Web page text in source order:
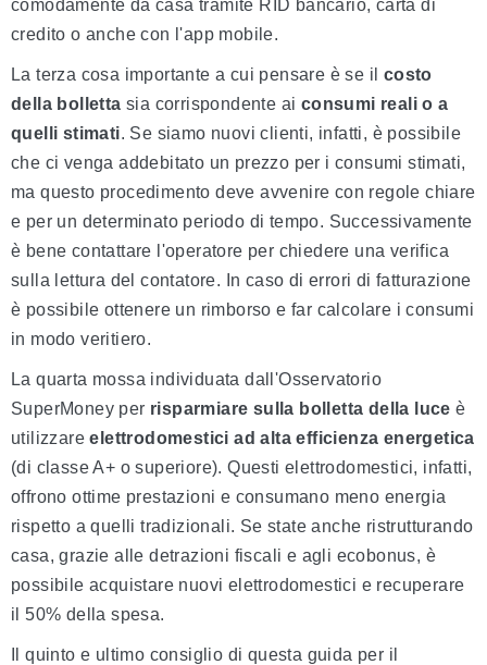
comodamente da casa tramite RID bancario, carta di
credito o anche con l'app mobile.
La terza cosa importante a cui pensare è se il costo
della bolletta sia corrispondente ai consumi reali o a
quelli stimati. Se siamo nuovi clienti, infatti, è possibile
che ci venga addebitato un prezzo per i consumi stimati,
ma questo procedimento deve avvenire con regole chiare
e per un determinato periodo di tempo. Successivamente
è bene contattare l'operatore per chiedere una verifica
sulla lettura del contatore. In caso di errori di fatturazione
è possibile ottenere un rimborso e far calcolare i consumi
in modo veritiero.
La quarta mossa individuata dall'Osservatorio
SuperMoney per risparmiare sulla bolletta della luce è
utilizzareelettrodomestici ad alta efficienza energetica
(di classe A+ o superiore). Questi elettrodomestici, infatti,
offrono ottime prestazioni e consumano meno energia
rispetto a quelli tradizionali. Se state anche ristrutturando
casa, grazie alle detrazioni fiscali e agli ecobonus, è
possibile acquistare nuovi elettrodomestici e recuperare
il 50% della spesa.
Il quinto e ultimo consiglio di questa guida per il